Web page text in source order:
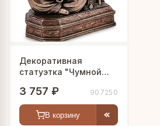
Декоративная
статуэтка "Чумной
3 757 ₽ 907250
В корзину